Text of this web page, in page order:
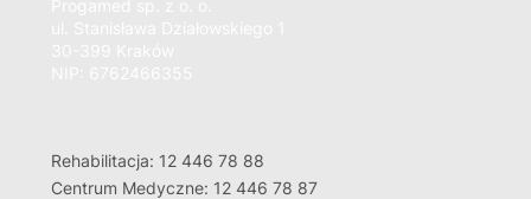
Rehabilitacja: 12 446 78 88
Centrum Medyczne: 12 446 78 87